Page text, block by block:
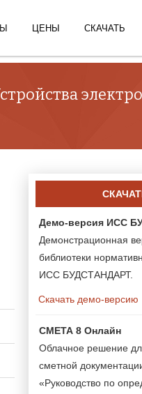
ЦЕНЫ СКАЧАТЬ
Демо-версия ИСС
Демонстрационная
библиотеки
ИСС БУДСТАНДАРТ.
Скачать демо-версию
СМЕТА 8 Онлайн
Облачное решение
сметной
«Руководство по